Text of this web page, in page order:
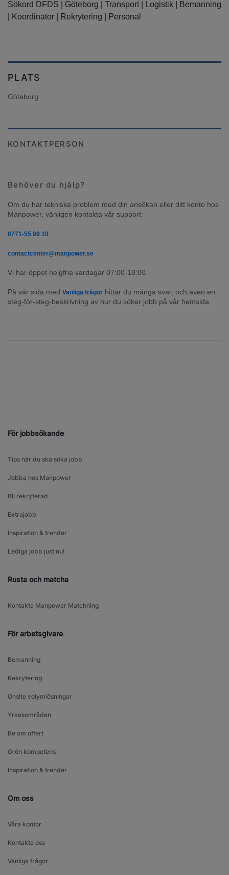
Sökord DFDS | Göteborg | Transport | Logistik | Bemanning
| Koordinator | Rekrytering | Personal
PLATS
Göteborg
KONTAKTPERSON
Behöver du hjälp?
Om du har tekniska problem med din ansökan eller ditt konto hos
Manpower, vänligen kontakta vår support:
0771-55 99 10
contactcenter@manpower.se
Vi har öppet helgfria vardagar 07:00-18:00.
På vår sida med Vanliga frågor hittar du många svar, och även en
steg-för-steg-beskrivning av hur du söker jobb på vår hemsida.
För jobbsökande
Tips när du ska söka jobb
Jobba hos Manpower
Bli rekryterad
Extrajobb
Inspiration & trender
Lediga jobb just nu!
Rusta och matcha
Kontakta Manpower Matchning
För arbetsgivare
Bemanning
Rekrytering
Onsite volymlösningar
Yrkesområden
Be om offert
Grön kompetens
Inspiration & trender
Om oss
Våra kontor
Kontakta oss
Vanliga frågor